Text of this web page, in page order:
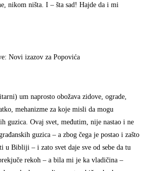
nikom ništa. I – šta sad! Hajde da i mi
Novi izazov za Popovića
um naprosto obožava zidove, ograde,
mehanizme za koje misli da mogu
guzica. Ovaj svet, međutim, nije nastao i ne
guzica – a zbog čega je postao i zašto
u Bibliji – i zato svet daje sve od sebe da tu
rekoh – a bila mi je ka vladičina –